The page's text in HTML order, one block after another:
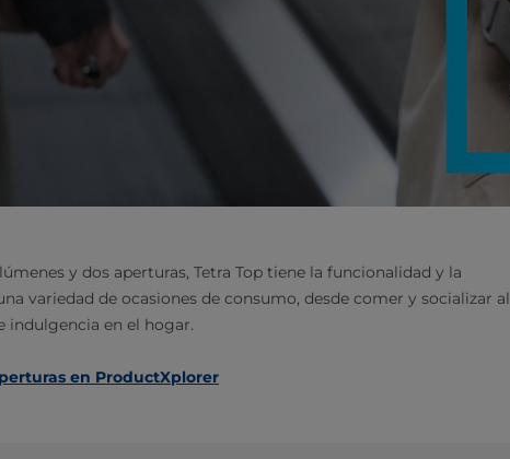
y dos aperturas, Tetra Top tiene la funcionalidad y la
variedad de ocasiones de consumo, desde comer y socializar al
indulgencia en el hogar.
en ProductXplorer